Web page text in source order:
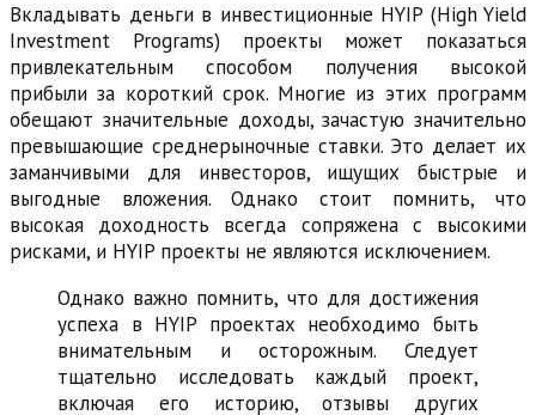
Вкладывать деньги в инвестиционные HYIP (High Yield
Investment Programs) проекты может показаться
привлекательным способом получения высокой
прибыли за короткий срок. Многие из этих программ
обещают значительные доходы, зачастую значительно
превышающие среднерыночные ставки. Это делает их
заманчивыми для инвесторов, ищущих быстрые и
выгодные вложения. Однако стоит помнить, что
высокая доходность всегда сопряжена с высокими
рисками, и HYIP проекты не являются исключением.
Однако важно помнить, что для достижения
успеха в HYIP проектах необходимо быть
внимательным и осторожным. Следует
тщательно исследовать каждый проект,
включая его историю, отзывы других